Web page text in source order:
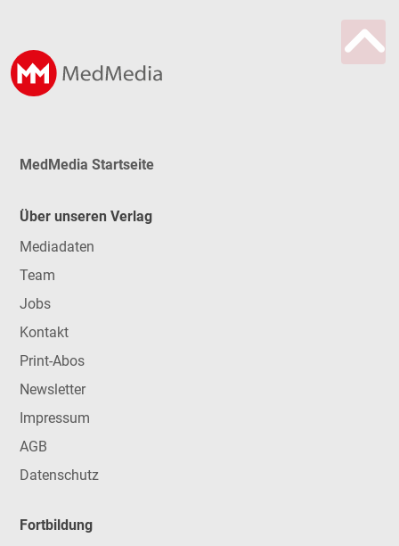
MedMedia Startseite
Über unseren Verlag
Mediadaten
Team
Jobs
Kontakt
Print-Abos
Newsletter
Impressum
AGB
Datenschutz
Fortbildung